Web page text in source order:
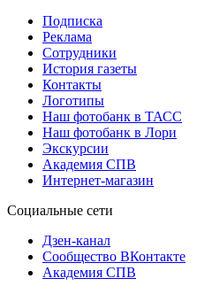
Подписка
Реклама
Сотрудники
История газеты
Контакты
Логотипы
Наш фотобанк в ТАСС
Наш фотобанк в Лори
Экскурсии
Академия СПВ
Интернет-магазин
Социальные сети
Дзен-канал
Сообщество ВКонтакте
Академия СПВ